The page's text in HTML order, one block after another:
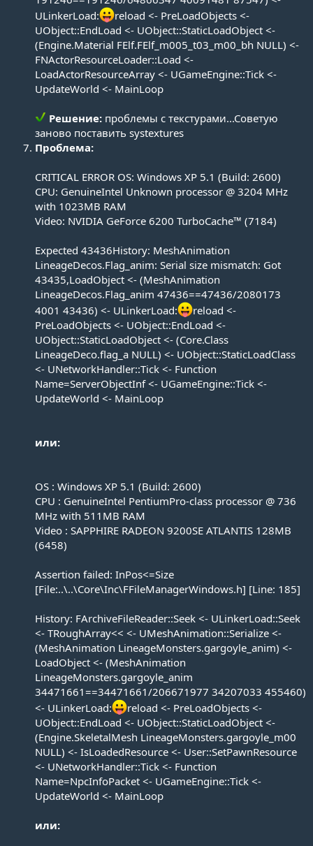
ULinkerLoad:
reload <- PreLoadObjects <-
UObject::EndLoad <- UObject::StaticLoadObject <-
(Engine.Material FElf.FElf_m005_t03_m00_bh NULL) <-
FNActorResourceLoader::Load <-
LoadActorResourceArray <- UGameEngine::Tick <-
UpdateWorld <- MainLoop
Решение: проблемы с текстурами...Советую
заново поставить systextures​
Проблема:
CRITICAL ERROR OS: Windows XP 5.1 (Build: 2600)
CPU: GenuineIntel Unknown processor @ 3204 MHz
with 1023MB RAM
Video: NVIDIA GeForce 6200 TurboCache™ (7184)
Expected 43436History: MeshAnimation
LineageDecos.Flag_anim: Serial size mismatch: Got
43435,LoadObject <- (MeshAnimation
LineageDecos.Flag_anim 47436==47436/2080173
4001 43436) <- ULinkerLoad:
reload <-
PreLoadObjects <- UObject::EndLoad <-
UObject::StaticLoadObject <- (Core.Class
LineageDeco.flag_a NULL) <- UObject::StaticLoadClass
<- UNetworkHandler::Tick <- Function
Name=ServerObjectInf <- UGameEngine::Tick <-
UpdateWorld <- MainLoop
или:
OS : Windows XP 5.1 (Build: 2600)
CPU : GenuineIntel PentiumPro-class processor @ 736
MHz with 511MB RAM
Video : SAPPHIRE RADEON 9200SE ATLANTIS 128MB
(6458)
Assertion failed: InPos<=Size
[File:..\..\Core\Inc\FFileManagerWindows.h] [Line: 185]
History: FArchiveFileReader::Seek <- ULinkerLoad::Seek
<- TRoughArray<< <- UMeshAnimation::Serialize <-
(MeshAnimation LineageMonsters.gargoyle_anim) <-
LoadObject <- (MeshAnimation
LineageMonsters.gargoyle_anim
34471661==34471661/206671977 34207033 455460)
<- ULinkerLoad:
reload <- PreLoadObjects <-
UObject::EndLoad <- UObject::StaticLoadObject <-
(Engine.SkeletalMesh LineageMonsters.gargoyle_m00
NULL) <- IsLoadedResource <- User::SetPawnResource
<- UNetworkHandler::Tick <- Function
Name=NpcInfoPacket <- UGameEngine::Tick <-
UpdateWorld <- MainLoop
или: